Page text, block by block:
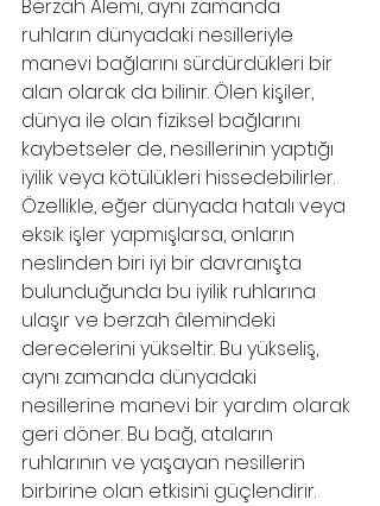
Berzah Âlemi, aynı zamanda
ruhların dünyadaki nesilleriyle
manevi bağlarını sürdürdükleri bir
alan olarak da bilinir. Ölen kişiler,
dünya ile olan fiziksel bağlarını
kaybetseler de, nesillerinin yaptığı
iyilik veya kötülükleri hissedebilirler.
Özellikle, eğer dünyada hatalı veya
eksik işler yapmışlarsa, onların
neslinden biri iyi bir davranışta
bulunduğunda bu iyilik ruhlarına
ulaşır ve berzah âlemindeki
derecelerini yükseltir. Bu yükseliş,
aynı zamanda dünyadaki
nesillerine manevi bir yardım olarak
geri döner. Bu bağ, ataların
ruhlarının ve yaşayan nesillerin
birbirine olan etkisini güçlendirir.